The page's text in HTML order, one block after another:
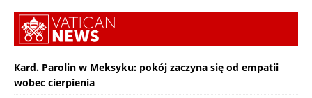
Kard. Parolin w Meksyku: pokój zaczyna się od empatii
wobec cierpienia